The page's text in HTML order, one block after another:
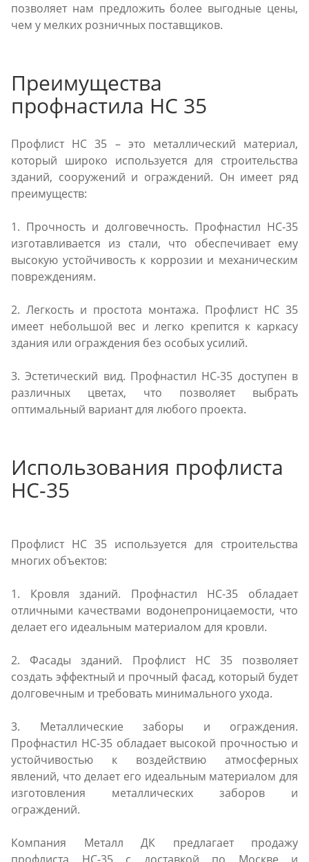
позволяет нам предложить более выгодные цены,
чем у мелких розничных поставщиков.
Преимущества
профнастила НС 35
Профлист НС 35 – это металлический материал,
который широко используется для строительства
зданий, сооружений и ограждений. Он имеет ряд
преимуществ:
1. Прочность и долговечность. Профнастил НС-35
изготавливается из стали, что обеспечивает ему
высокую устойчивость к коррозии и механическим
повреждениям.
2. Легкость и простота монтажа. Профлист НС 35
имеет небольшой вес и легко крепится к каркасу
здания или ограждения без особых усилий.
3. Эстетический вид. Профнастил НС-35 доступен в
различных цветах, что позволяет выбрать
оптимальный вариант для любого проекта.
Использования профлиста
НС-35
Профлист НС 35 используется для строительства
многих объектов:
1. Кровля зданий. Профнастил НС-35 обладает
отличными качествами водонепроницаемости, что
делает его идеальным материалом для кровли.
2. Фасады зданий. Профлист НС 35 позволяет
создать эффектный и прочный фасад, который будет
долговечным и требовать минимального ухода.
3. Металлические заборы и ограждения.
Профнастил НС-35 обладает высокой прочностью и
устойчивостью к воздействию атмосферных
явлений, что делает его идеальным материалом для
изготовления металлических заборов и
ограждений.
Компания Металл ДК предлагает продажу